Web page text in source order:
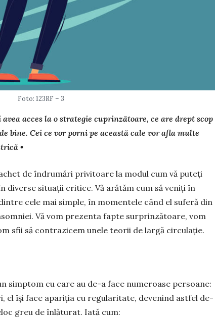
Foto: 123RF – 3
acces la o strategie cu­prinzătoare, ce are drept scop
bine. Cei ce vor porni pe această cale vor afla multe
•
de îndrumări privitoare la modul cum vă puteți
diverse situații critice. Vă arătăm cum să veniți în
cele mai simple, în momentele când el suferă din
Vă vom prezenta fapte surprinzătoare, vom
sfii să contrazicem unele teorii de largă circulație.
simptom cu care au de-a face numeroase per­soane:
el își face apariția cu re­gu­laritate, devenind astfel de-
greu de înlă­turat. Iată cum: